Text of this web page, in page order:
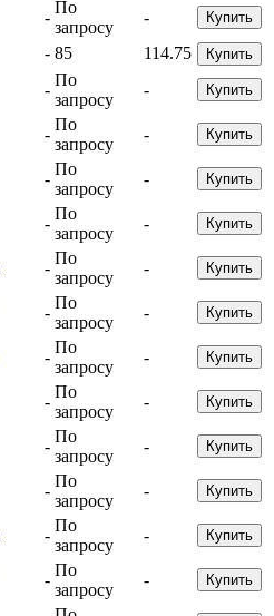
-
По
запросу
- Купить
- 85 114.75 Купить
-
По
запросу
- Купить
-
По
запросу
- Купить
-
По
запросу
- Купить
-
По
запросу
- Купить
-
По
запросу
- Купить
-
По
запросу
- Купить
-
По
запросу
- Купить
-
По
запросу
- Купить
-
По
запросу
- Купить
-
По
запросу
- Купить
-
По
запросу
- Купить
-
По
запросу
- Купить